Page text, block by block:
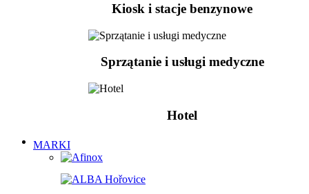
Kiosk i stacje benzynowe
Sprzątanie i usługi medyczne
Hotel
MARKI